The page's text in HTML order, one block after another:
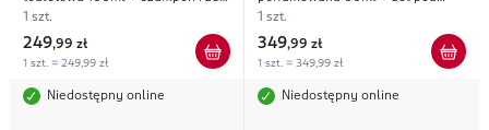
pod prysznic 100ml +
1 szt.
249,99 zł
1 szt. = 249,99 zł
Niedostępny online
prysznic 75ml
1 szt.
349,99 zł
1 szt. = 349,99 zł
Niedostępny online